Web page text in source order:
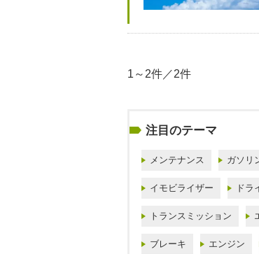
1～2件／2件
注目のテーマ
メンテナンス ガソリ
イモビライザー ドラ
トランスミッション
ブレーキ エンジン